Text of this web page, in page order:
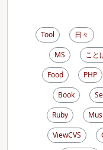
Tool 日々
MS
こと
Food
PHP
Book
Ruby
ViewCVS